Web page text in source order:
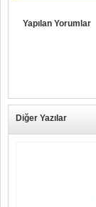
Yapılan Yorumlar
Diğer Yazılar